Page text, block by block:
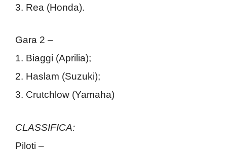
3. Rea (Honda).
Gara 2 –
1. Biaggi (Aprilia);
2. Haslam (Suzuki);
3. Crutchlow (Yamaha)
CLASSIFICA:
Piloti –